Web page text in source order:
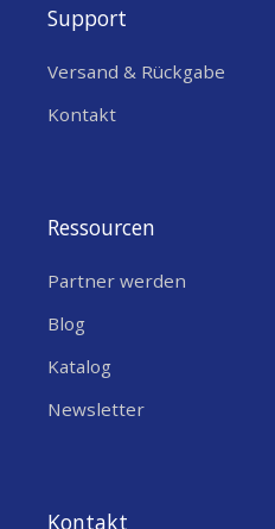
Support
Versand & Rückgabe
Kontakt
Ressourcen
Partner werden
Blog
Katalog
Newsletter
Kontakt